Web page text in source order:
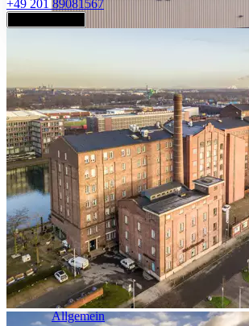
Industrie & Logistik
Allgemein
+49 201 89081567